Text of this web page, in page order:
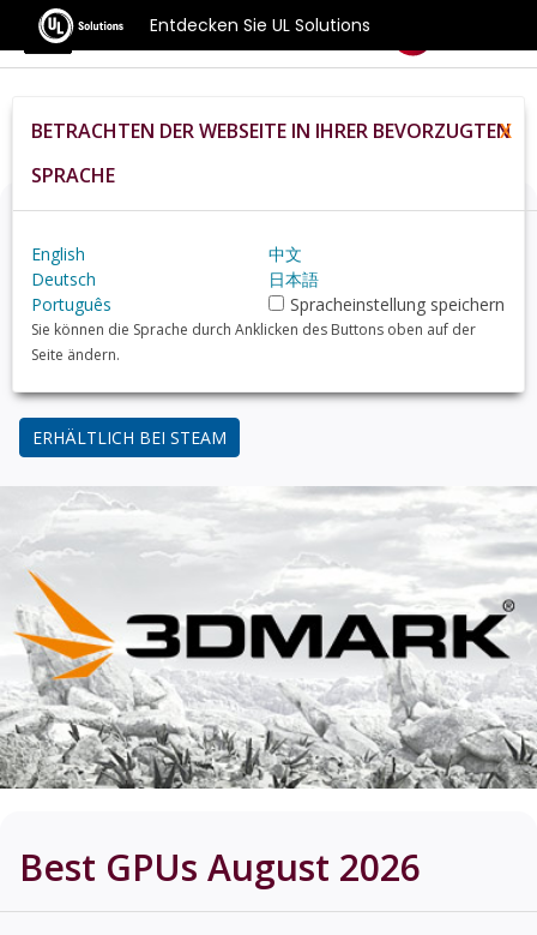
Entdecken Sie UL Solutions
Benchmarks
Home De Compare Best Gpus
Denken Sie über ein Upgrade nach?
Finden Sie mit 3DMark, dem Benchmark für Gamer,
heraus, wie Ihr PC im Vergleich zu gängigen GPUs
abschneidet.
ERHÄLTLICH BEI STEAM
Best GPUs August 2026
BETRACHTEN DER WEBSEITE IN IHRER BEVORZUGTEN
SPRACHE
X
English
中文
Deutsch
日本語
Português
Spracheinstellung speichern
Sie können die Sprache durch Anklicken des Buttons oben auf der
Seite ändern.